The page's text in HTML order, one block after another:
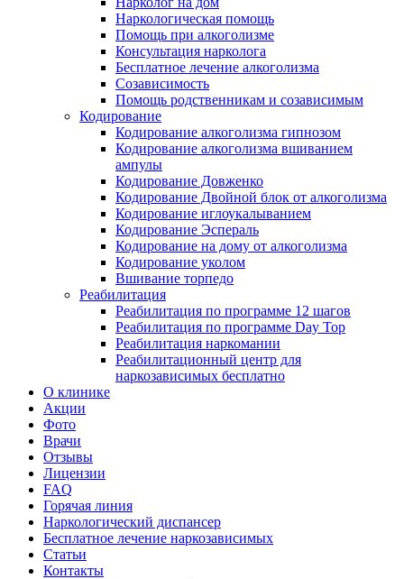
Наркологическая помощь
Помощь при алкоголизме
Консультация нарколога
Бесплатное лечение алкоголизма
Созависимость
Помощь родственникам и созависимым
Кодирование
Кодирование алкоголизма гипнозом
Кодирование алкоголизма вшиванием
ампулы
Кодирование Довженко
Кодирование Двойной блок от алкоголизма
Кодирование иглоукалыванием
Кодирование Эспераль
Кодирование на дому от алкоголизма
Кодирование уколом
Вшивание торпедо
Реабилитация
Реабилитация по программе 12 шагов
Реабилитация по программе Day Top
Реабилитация наркомании
Реабилитационный центр для
наркозависимых бесплатно
О клинике
Акции
Фото
Врачи
Отзывы
Лицензии
FAQ
Горячая линия
Наркологический диспансер
Бесплатное лечение наркозависимых
Статьи
Контакты